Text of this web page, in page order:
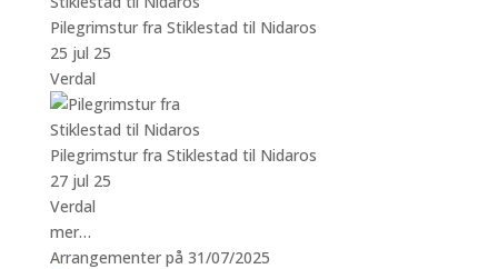
Pilegrimstur fra Stiklestad til Nidaros
25 jul 25
Verdal
Pilegrimstur fra Stiklestad til Nidaros
27 jul 25
Verdal
mer…
Arrangementer på 31/07/2025